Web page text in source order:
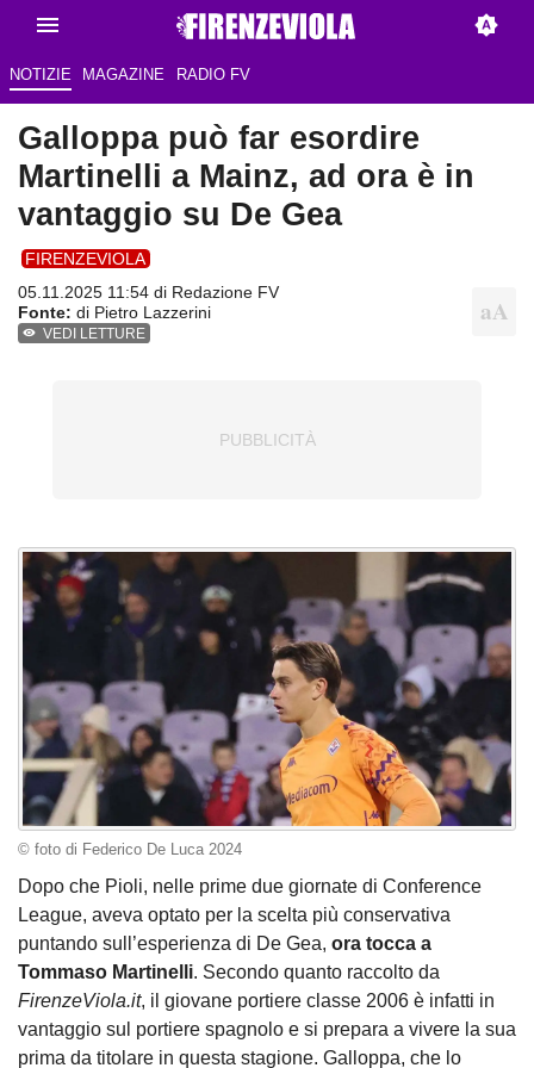
NOTIZIE MAGAZINE RADIO FV
Galloppa può far esordire
Martinelli a Mainz, ad ora è in
vantaggio su De Gea
FIRENZEVIOLA
05.11.2025 11:54 di Redazione FV
Fonte: di Pietro Lazzerini
VEDI LETTURE
© foto di Federico De Luca 2024
Dopo che Pioli, nelle prime due giornate di Conference
League, aveva optato per la scelta più conservativa
puntando sull’esperienza di De Gea, ora tocca a
Tommaso Martinelli. Secondo quanto raccolto da
FirenzeViola.it, il giovane portiere classe 2006 è infatti in
vantaggio sul portiere spagnolo e si prepara a vivere la sua
prima da titolare in questa stagione. Galloppa, che lo